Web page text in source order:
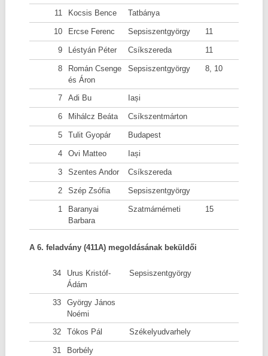
11 Kocsis Bence Tatbánya
10 Ercse Ferenc Sepsiszentgyörgy 11
9 Léstyán Péter Csíkszereda 11
8
Román Csenge
és Áron
Sepsiszentgyörgy 8, 10
7 Adi Bu Iași
6 Mihálcz Beáta Csíkszentmárton
5 Tulit Gyopár Budapest
4 Ovi Matteo Iași
3 Szentes Andor Csíkszereda
2 Szép Zsófia Sepsiszentgyörgy
1
Baranyai
Barbara
Szatmárnémeti 15
A 6. feladvány (411A) megoldásának beküldői
34
Urus Kristóf-
Ádám
Sepsiszentgyörgy
33
György János
Noémi
32
Tókos Pál Székelyudvarhely
31
Borbély